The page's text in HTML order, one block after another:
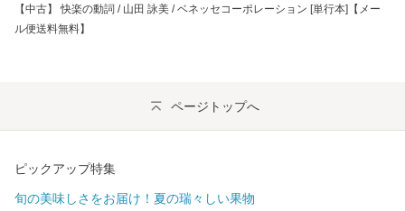
【中古】 快楽の動詞 / 山田 詠美 / ベネッセコーポレーション [単行本]【メー
ル便送料無料】
ページトップへ
ピックアップ特集
旬の美味しさをお届け！夏の瑞々しい果物